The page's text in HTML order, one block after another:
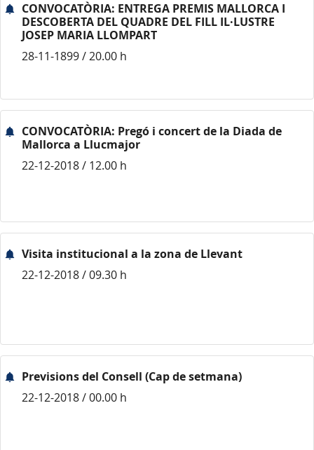
CONVOCATÒRIA: ENTREGA PREMIS MALLORCA I
DESCOBERTA DEL QUADRE DEL FILL IL·LUSTRE
JOSEP MARIA LLOMPART
28-11-1899 / 20.00 h
CONVOCATÒRIA: Pregó i concert de la Diada de
Mallorca a Llucmajor
22-12-2018 / 12.00 h
Visita institucional a la zona de Llevant
22-12-2018 / 09.30 h
Previsions del Consell (Cap de setmana)
22-12-2018 / 00.00 h